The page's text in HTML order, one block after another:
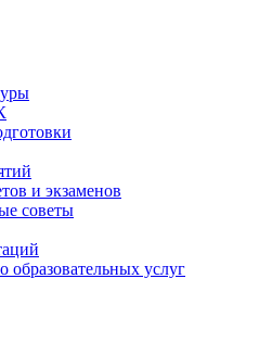
и экзаменов
советы
образовательных услуг